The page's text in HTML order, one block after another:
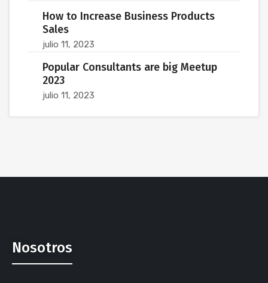
How to Increase Business Products
Sales
julio 11, 2023
Popular Consultants are big Meetup
2023
julio 11, 2023
Nosotros